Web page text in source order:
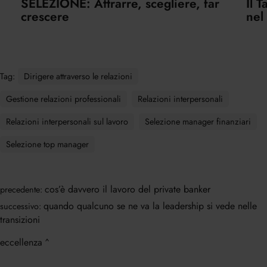
SELEZIONE: Attrarre, scegliere, far
crescere
Il
Tag:
Dirigere attraverso le relazioni
Gestione relazioni professionali
Relazioni interpersonali
Relazioni interpersonali sul lavoro
Selezione manager finanziari
Selezione top manager
precedente: cos’è davvero il lavoro del private banker
successivo: quando qualcuno se ne va la leadership si vede nelle
transizioni
eccellenza